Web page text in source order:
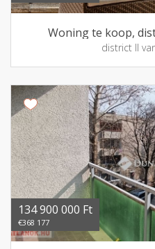
Woning te koop,
district II
134 900 000 Ft
€368 177